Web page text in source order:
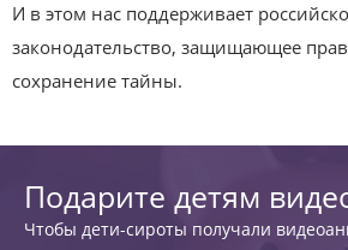
И в этом нас поддерживает
законодательство, защищающее
сохранение тайны.
Подарите детям
Чтобы дети-сироты получали